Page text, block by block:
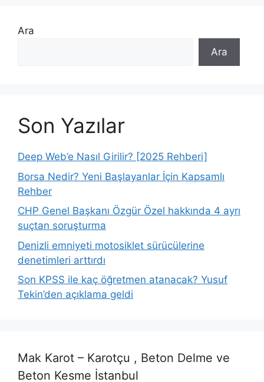
Ara
Ara
Son Yazılar
Deep Web’e Nasıl Girilir? [2025 Rehberi]
Borsa Nedir? Yeni Başlayanlar İçin Kapsamlı
Rehber
CHP Genel Başkanı Özgür Özel hakkında 4 ayrı
suçtan soruşturma
Denizli emniyeti motosiklet sürücülerine
denetimleri arttırdı
Son KPSS ile kaç öğretmen atanacak? Yusuf
Tekin’den açıklama geldi
Mak Karot – Karotçu , Beton Delme ve
Beton Kesme İstanbul